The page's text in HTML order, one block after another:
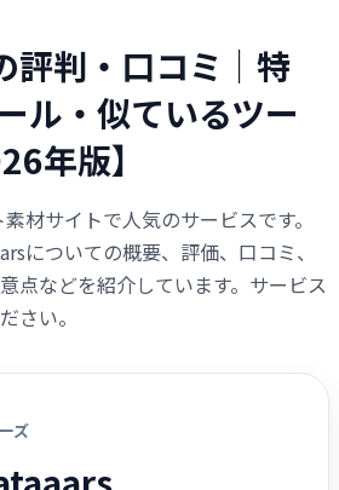
評判・口コミ｜特
ル・似ているツー
年版】
材サイトで人気のサービスです。
についての概要、評価、口コミ、
点などを紹介しています。サービス
さい。
ズ